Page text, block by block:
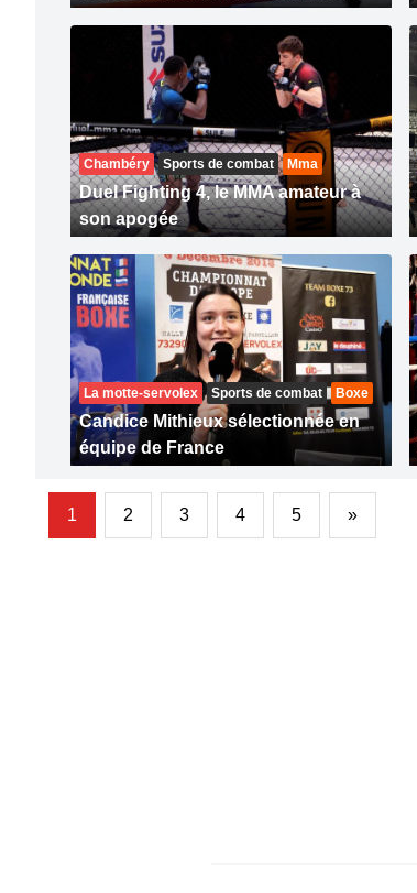
Chambéry Sports de combat Mma
Duel Fighting 4, le MMA amateur à
son apogée
La motte-servolex Sports de combat Boxe
Candice Mithieux sélectionnée en
équipe de France
1 2 3 4 5 »